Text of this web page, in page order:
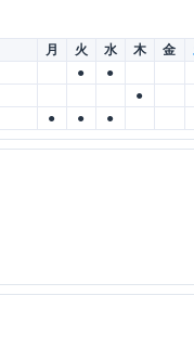
月 火 水 木 金
●
●
●
● ● ●